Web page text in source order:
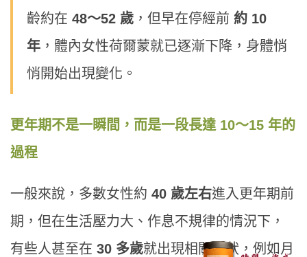
齡約在 48～52 歲 ，但早在停經前 約 10
年 ，體內女性荷爾蒙就已逐漸下降，身體悄
悄開始出現變化。
更年期不是一瞬間，而是一段長達 10～15 年的
過程
一般來說，多數女性約 40 歲左右進入更年期前
期，但在生活壓力大、作息不規律的情況下，
有些人甚至在 30 多歲就出現相關症狀，例如月